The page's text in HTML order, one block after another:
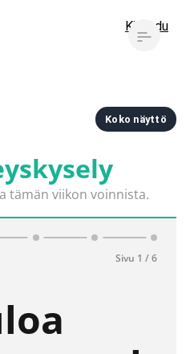
Kirjaudu
Koko näyttö
tämän viikon voinnista.
Sivu 1 / 6